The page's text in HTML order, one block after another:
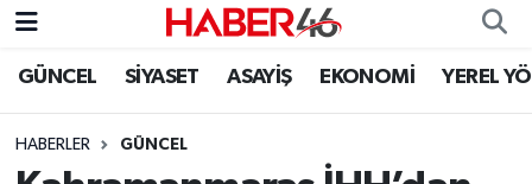
GÜNCEL SİYASET ASAYİŞ EKONOMİ YEREL
HABERLER GÜNCEL
GÜNCEL
SİYASET
Nöbetçi Eczaneler
Hava Durumu